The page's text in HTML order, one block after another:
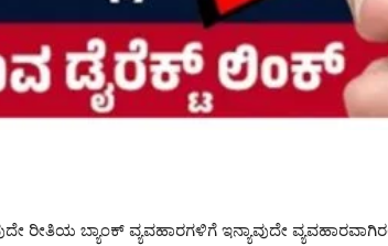
ರೀತಿಯ ಬ್ಯಾಂಕ್ ವ್ಯವಹಾರಗಳಿಗೆ ಇನ್ಯಾವುದೇ